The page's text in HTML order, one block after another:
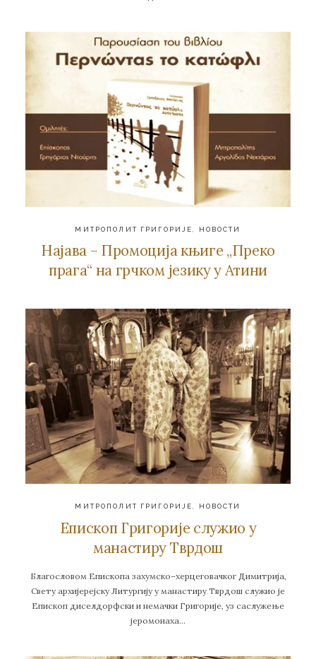
МИТРОПОЛИТ ГРИГОРИЈЕ НОВОСТИ
Најава – Промоција књиге „Преко
прага“ на грчком језику у Атини
МИТРОПОЛИТ ГРИГОРИЈЕ НОВОСТИ
Епископ Григорије служио у
манастиру Тврдош
Благословом Епископа захумско–херцеговачког Димитрија,
Свету архијерејску Литургију у манастиру Тврдош служио је
Епископ диселдорфски и немачки Григорије, уз саслужење
јеромонаха…